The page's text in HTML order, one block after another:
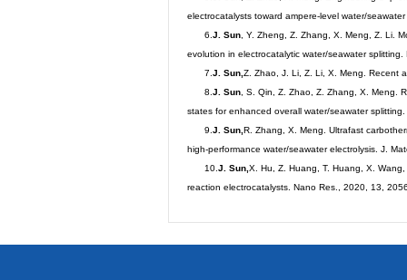
electrocatalysts toward ampere-level water/
6.J. Sun , Y. Zheng, Z. Zhang, X. Meng, Z. Li.
evolution in electrocatalytic water/seawater
7.J. Sun,Z. Zhao, J. Li, Z. Li, X. Meng. Recent
8.J. Sun , S. Qin, Z. Zhao, Z. Zhang, X. Meng.
states for enhanced overall water/seawater
9.J. Sun,R. Zhang, X. Meng. Ultrafast
high-performance water/seawater electrolysis. J.
10.J. Sun,X. Hu, Z. Huang, T. Huang, X.
reaction electrocatalysts. Nano Res., 2020, 13,